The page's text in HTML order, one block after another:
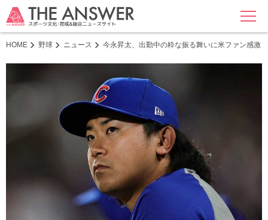
MENU
HOME 野球 ニュース 今永昇太、出勤中の粋な振る舞いに米ファン感激